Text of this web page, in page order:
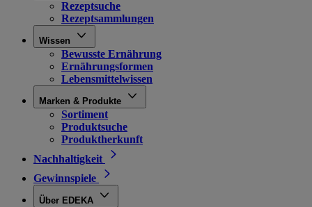
Rezeptsuche
Rezeptsammlungen
Wissen
Bewusste Ernährung
Ernährungsformen
Lebensmittelwissen
Marken & Produkte
Sortiment
Produktsuche
Produktherkunft
Nachhaltigkeit
Gewinnspiele
Über EDEKA